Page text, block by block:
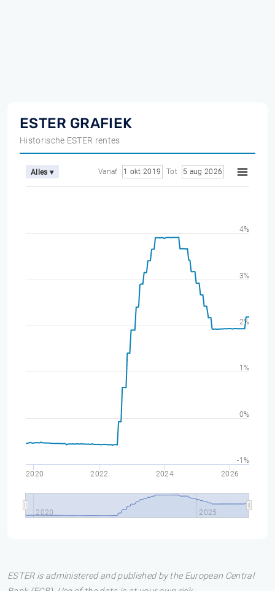
ESTER GRAFIEK
Historische ESTER rentes
Alles ▾ Vanaf 1 okt 2019 Tot 5 aug 2026
2020 2022 2024 2026
2020 2025
-1%
0%
1%
2%
3%
4%
ESTER is administered and published by the European Central